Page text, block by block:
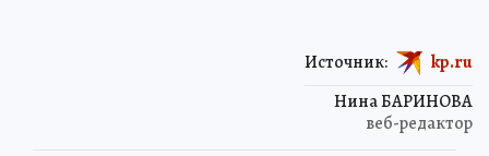
Нина БАРИНОВА
веб-редактор
Источник: kp.ru